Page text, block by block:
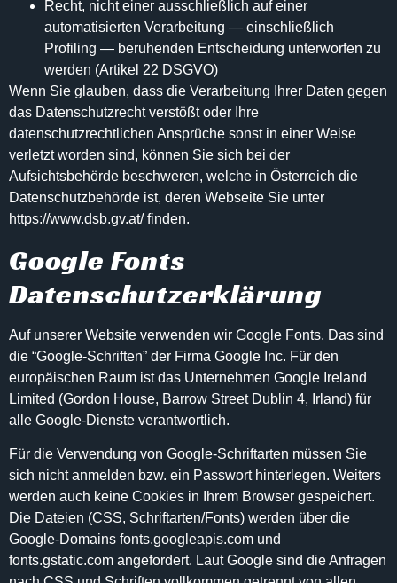
Recht, nicht einer ausschließlich auf einer
automatisierten Verarbeitung — einschließlich
Profiling — beruhenden Entscheidung unterworfen zu
werden (Artikel 22 DSGVO)
Wenn Sie glauben, dass die Verarbeitung Ihrer Daten gegen
das Datenschutzrecht verstößt oder Ihre
datenschutzrechtlichen Ansprüche sonst in einer Weise
verletzt worden sind, können Sie sich bei der
Aufsichtsbehörde beschweren, welche in Österreich die
Datenschutzbehörde ist, deren Webseite Sie unter
https://www.dsb.gv.at/finden.
Google Fonts
Datenschutzerklärung
Auf unserer Website verwenden wir Google Fonts. Das sind
die “Google-Schriften” der Firma Google Inc. Für den
europäischen Raum ist das Unternehmen Google Ireland
Limited (Gordon House, Barrow Street Dublin 4, Irland) für
alle Google-Dienste verantwortlich.
Für die Verwendung von Google-Schriftarten müssen Sie
sich nicht anmelden bzw. ein Passwort hinterlegen. Weiters
werden auch keine Cookies in Ihrem Browser gespeichert.
Die Dateien (CSS, Schriftarten/Fonts) werden über die
Google-Domains fonts.googleapis.com und
fonts.gstatic.com angefordert. Laut Google sind die Anfragen